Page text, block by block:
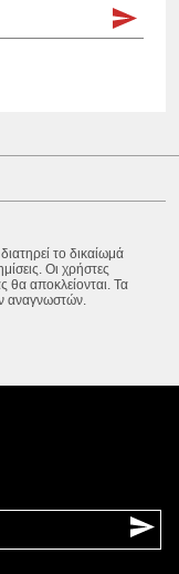
το δικαίωμά
Οι χρήστες
θα αποκλείονται. Τα
αναγνωστών.